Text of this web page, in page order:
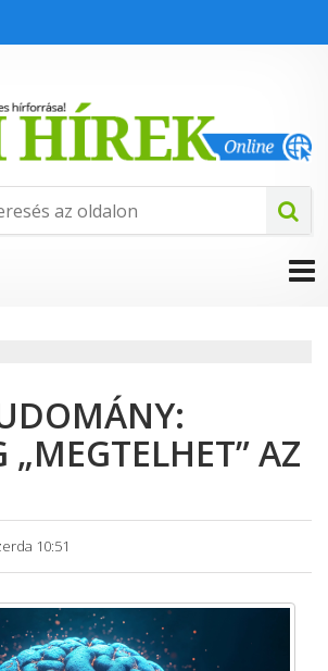
„MEGTELHET” AZ
10:51